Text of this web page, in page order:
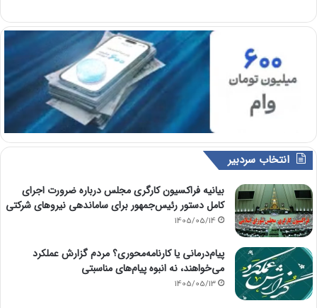
انتخاب سردبیر
بیانیه فراکسیون کارگری مجلس درباره ضرورت اجرای
کامل دستور رئیس‌جمهور برای ساماندهی نیروهای شرکتی
1405/05/14
پیام‌درمانی یا کارنامه‌محوری؟ مردم گزارش عملکرد
می‌خواهند، نه انبوه پیام‌های مناسبتی
1405/05/13